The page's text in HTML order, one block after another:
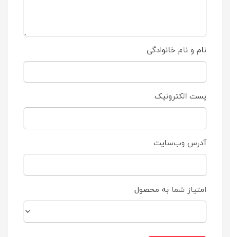
نام و نام خانوادگی
پست الکترونیک
آدرس وب‌سایت
امتیاز شما به محصول